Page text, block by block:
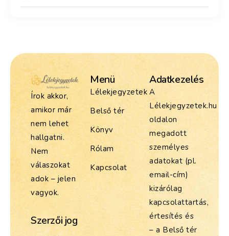
Írok akkor,
amikor már
nem lehet
hallgatni.
Nem
válaszokat
adok – jelen
vagyok.
Szerzői jog
Menü
Lélekjegyzetek
Belső tér
Könyv
Rólam
Kapcsolat
Adatkezelés
A
Lélekjegyzetek.hu
oldalon
megadott
személyes
adatokat (pl.
email-cím)
kizárólag
kapcsolattartás,
értesítés és
– a Belső tér